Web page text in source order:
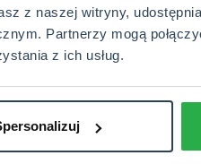
z naszej witryny,
Partnerzy mogą
z ich usług.
za sobą zarówno
przeżycia, jak i spore
W CUK Ubezpieczenia
na każdą ewentualność.